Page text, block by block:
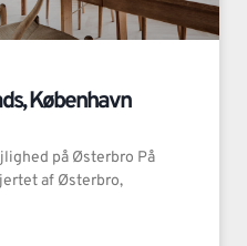
København
på Østerbro På
af Østerbro,